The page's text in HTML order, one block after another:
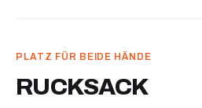
PLATZ FÜR BEIDE HÄNDE
RUCKSACK